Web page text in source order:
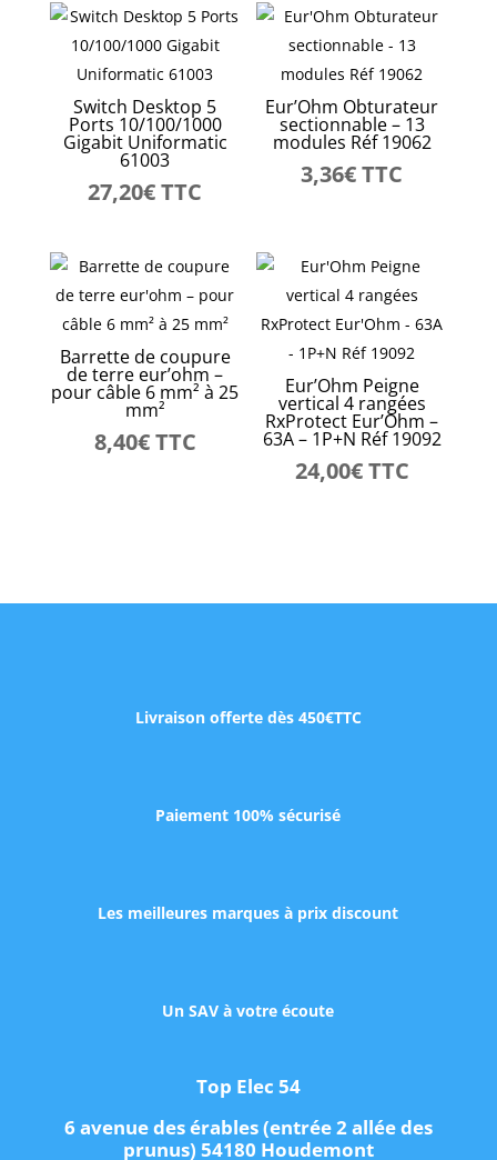
Switch Desktop 5
Ports 10/100/1000
Gigabit Uniformatic
61003
27,20€TTC
Eur’Ohm Obturateur
sectionnable – 13
modules Réf 19062
3,36€TTC
Barrette de coupure
de terre eur’ohm –
pour câble 6 mm² à 25
mm²
8,40€TTC
Eur’Ohm Peigne
vertical 4 rangées
RxProtect Eur’Ohm –
63A – 1P+N Réf 19092
24,00€TTC
Livraison offerte dès 450€TTC
Paiement 100% sécurisé
Les meilleures marques à prix discount
Un SAV à votre écoute
Top Elec 54
6 avenue des érables (entrée 2 allée des
prunus) 54180 Houdemont